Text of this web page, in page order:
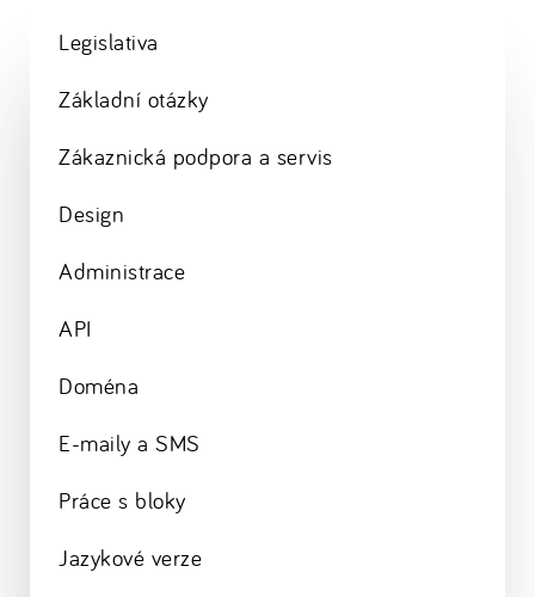
Legislativa
Základní otázky
Zákaznická podpora a servis
Design
Administrace
API
Doména
E-maily a SMS
Práce s bloky
Jazykové verze